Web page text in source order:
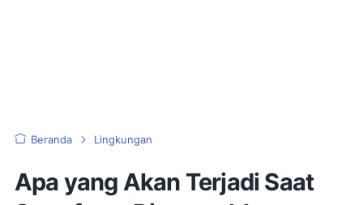
Beranda Lingkungan
Apa yang Akan Terjadi Saat